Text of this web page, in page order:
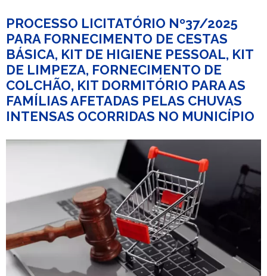
PROCESSO LICITATÓRIO Nº37/2025
PARA FORNECIMENTO DE CESTAS
BÁSICA, KIT DE HIGIENE PESSOAL, KIT
DE LIMPEZA, FORNECIMENTO DE
COLCHÃO, KIT DORMITÓRIO PARA AS
FAMÍLIAS AFETADAS PELAS CHUVAS
INTENSAS OCORRIDAS NO MUNICÍPIO